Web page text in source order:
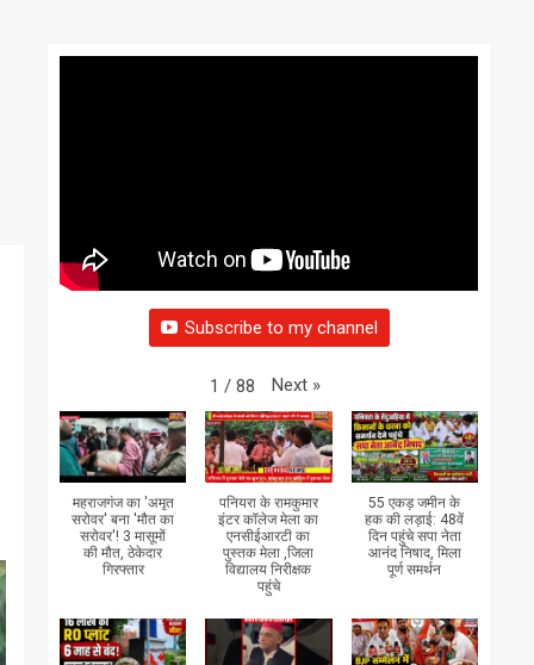
Subscribe to my channel
1 / 88 Next »
महराजगंज का 'अमृत
सरोवर' बना 'मौत का
सरोवर'! 3 मासूमों
की मौत, ठेकेदार
गिरफ्तार
पनियरा के रामकुमार
इंटर कॉलेज मेला का
एनसीईआरटी का
पुस्तक मेला ,जिला
विद्यालय निरीक्षक
पहुंचे
55 एकड़ जमीन के
हक की लड़ाई: 48वें
दिन पहुंचे सपा नेता
आनंद निषाद, मिला
पूर्ण समर्थन